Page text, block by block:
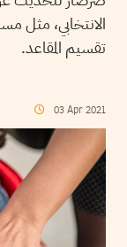
الانتخابي، مثل
تقسيم المقاعد.
03 Apr 2021